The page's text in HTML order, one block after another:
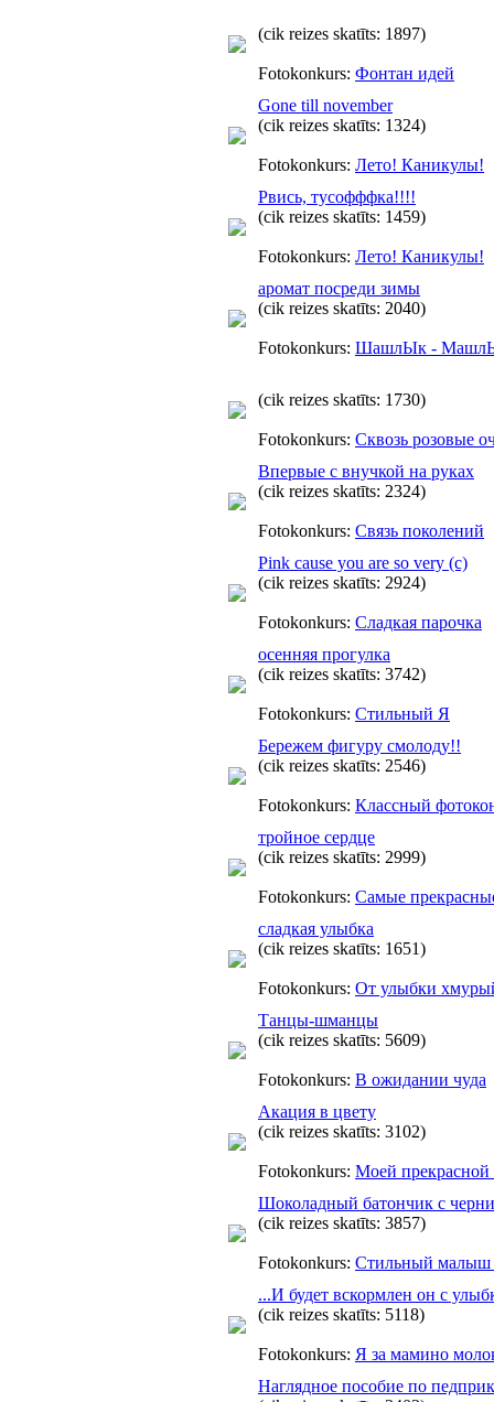
(cik reizes skatīts: 1897)
Fotokonkurs: Фонтан идей
Gone till november
(cik reizes skatīts: 1324)
Fotokonkurs: Лето! Каникулы!
Рвись, тусофффка!!!!
(cik reizes skatīts: 1459)
Fotokonkurs: Лето! Каникулы!
аромат посреди зимы
(cik reizes skatīts: 2040)
Fotokonkurs: ШашлЫк -
(cik reizes skatīts: 1730)
Fotokonkurs: Сквозь розовые
Впервые с внучкой на руках
(cik reizes skatīts: 2324)
Fotokonkurs: Связь поколений
Pink cause you are so very (c)
(cik reizes skatīts: 2924)
Fotokonkurs: Сладкая парочка
осенняя прогулка
(cik reizes skatīts: 3742)
Fotokonkurs: Стильный Я
Бережем фигуру смолоду!!
(cik reizes skatīts: 2546)
Fotokonkurs: Классный
тройное сердце
(cik reizes skatīts: 2999)
Fotokonkurs: Самые
сладкая улыбка
(cik reizes skatīts: 1651)
Fotokonkurs: От улыбки
Танцы-шманцы
(cik reizes skatīts: 5609)
Fotokonkurs: В ожидании чуда
Акация в цвету
(cik reizes skatīts: 3102)
Fotokonkurs: Моей
Шоколадный батончик с
(cik reizes skatīts: 3857)
Fotokonkurs: Стильный малыш
...И будет вскормлен он с
(cik reizes skatīts: 5118)
Fotokonkurs: Я за мамино
Наглядное пособие по